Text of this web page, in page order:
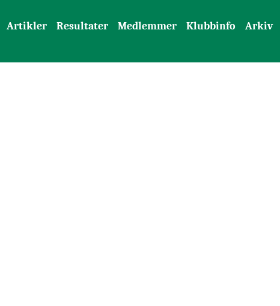
Artikler Resultater Medlemmer Klubbinfo Arkiv